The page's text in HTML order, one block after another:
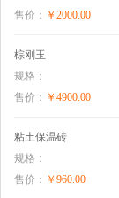
售价： ￥2000.00
棕刚玉
规格：
售价： ￥4900.00
粘土保温砖
规格：
售价： ￥960.00